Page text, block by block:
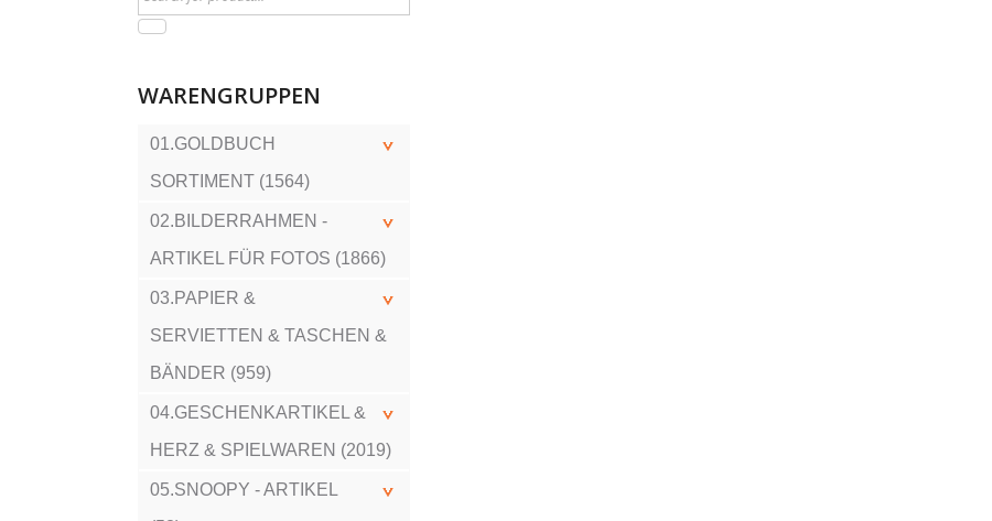
WARENGRUPPEN
01.GOLDBUCH
SORTIMENT (1564)
02.BILDERRAHMEN -
ARTIKEL FÜR FOTOS (1866)
03.PAPIER &
SERVIETTEN & TASCHEN &
BÄNDER (959)
04.GESCHENKARTIKEL &
HERZ & SPIELWAREN (2019)
05.SNOOPY - ARTIKEL